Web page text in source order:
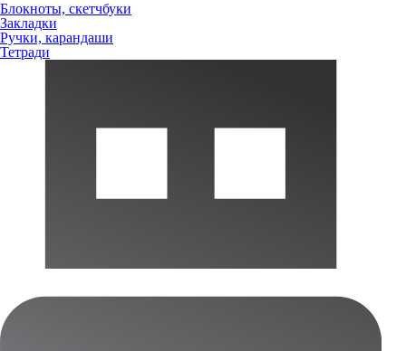
Блокноты, скетчбуки
Закладки
Ручки, карандаши
Тетради